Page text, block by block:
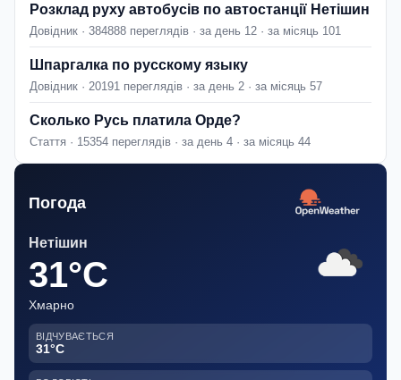
Розклад руху автобусів по автостанції Нетішин
Довідник · 384888 переглядів · за день 12 · за місяць 101
Шпаргалка по русскому языку
Довідник · 20191 переглядів · за день 2 · за місяць 57
Сколько Русь платила Орде?
Стаття · 15354 переглядів · за день 4 · за місяць 44
Погода
Нетішин
31°C
Хмарно
ВІДЧУВАЄТЬСЯ
31°C